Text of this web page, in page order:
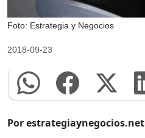
Foto: Estrategia y Negocios
2018-09-23
Por estrategiaynegocios.net